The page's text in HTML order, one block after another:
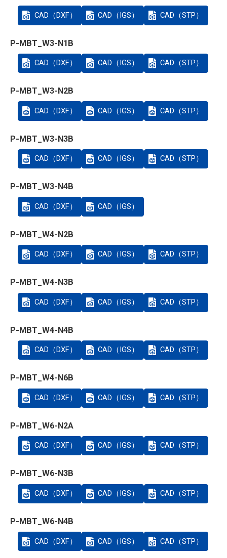
CAD（DXF） CAD（IGS） CAD（STP）
P-MBT_W3-N1B
CAD（DXF） CAD（IGS） CAD（STP）
P-MBT_W3-N2B
CAD（DXF） CAD（IGS） CAD（STP）
P-MBT_W3-N3B
CAD（DXF） CAD（IGS） CAD（STP）
P-MBT_W3-N4B
CAD（DXF） CAD（IGS）
P-MBT_W4-N2B
CAD（DXF） CAD（IGS） CAD（STP）
P-MBT_W4-N3B
CAD（DXF） CAD（IGS） CAD（STP）
P-MBT_W4-N4B
CAD（DXF） CAD（IGS） CAD（STP）
P-MBT_W4-N6B
CAD（DXF） CAD（IGS） CAD（STP）
P-MBT_W6-N2A
CAD（DXF） CAD（IGS） CAD（STP）
P-MBT_W6-N3B
CAD（DXF） CAD（IGS） CAD（STP）
P-MBT_W6-N4B
CAD（DXF） CAD（IGS） CAD（STP）